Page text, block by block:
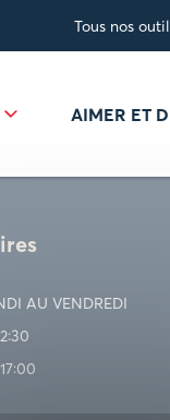
Tous nos
AIMER ET
AU VENDREDI